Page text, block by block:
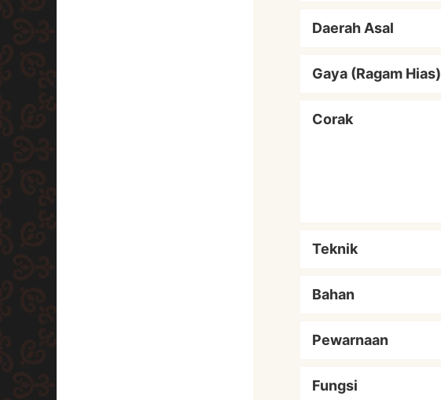
Daerah Asal
Gaya (Ragam Hias)
Corak
Teknik
Bahan
Pewarnaan
Fungsi